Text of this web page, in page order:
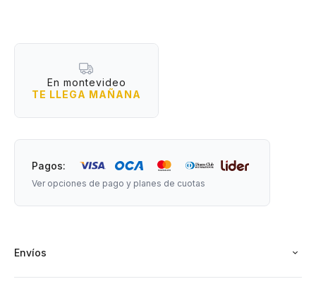
?Medidas: 7,5 cm de diámetro x 18 cm de altura.
En montevideo
TE LLEGA MAÑANA
Pagos:
Ver opciones de pago y planes de cuotas
Envíos